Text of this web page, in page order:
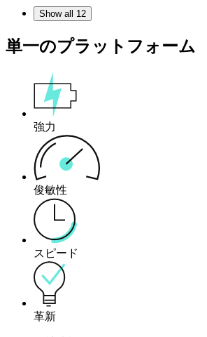
Show all 12
単一のプラットフォーム
強力
俊敏性
スピード
革新